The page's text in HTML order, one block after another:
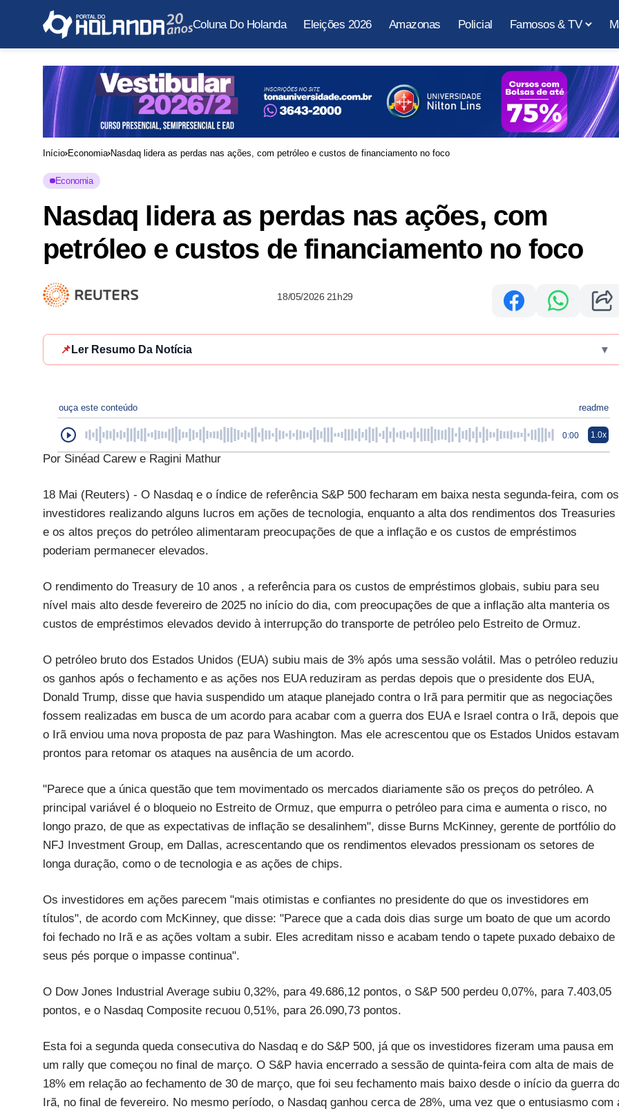
Coluna Do Holanda Eleições 2026 Amazonas Policial Famosos & TV
Início Economia Nasdaq lidera as perdas nas ações, com petróleo e custos de financiamento no foco
Economia
Nasdaq lidera as perdas nas ações, com
petróleo e custos de financiamento no foco
18/05/2026 21h29
📌 Ler Resumo Da Notícia ▾
ouça este conteúdo readme
0:00 1.0x
Por Sinéad Carew e Ragini Mathur
18 Mai (Reuters) - O Nasdaq e o índice de referência S&P 500 fecharam em baixa nesta segunda-feira, com os
investidores realizando alguns lucros em ações de tecnologia, enquanto a alta dos rendimentos dos Treasuries
e os altos preços do petróleo alimentaram preocupações de que a inflação e os custos de empréstimos
poderiam permanecer elevados.
O rendimento do Treasury de 10 anos , a referência para os custos de empréstimos globais, subiu para seu
nível mais alto desde fevereiro de 2025 no início do dia, com preocupações de que a inflação alta manteria os
custos de empréstimos elevados devido à interrupção do transporte de petróleo pelo Estreito de Ormuz.
O petróleo bruto dos Estados Unidos (EUA) subiu mais de 3% após uma sessão volátil. Mas o petróleo reduziu
os ganhos após o fechamento e as ações nos EUA reduziram as perdas depois que o presidente dos EUA,
Donald Trump, disse que havia suspendido um ataque planejado contra o Irã para permitir que as negociações
fossem realizadas em busca de um acordo para acabar com a guerra dos EUA e Israel contra o Irã, depois que
o Irã enviou uma nova proposta de paz para Washington. Mas ele acrescentou que os Estados Unidos estavam
prontos para retomar os ataques na ausência de um acordo.
"Parece que a única questão que tem movimentado os mercados diariamente são os preços do petróleo. A
principal variável é o bloqueio no Estreito de Ormuz, que empurra o petróleo para cima e aumenta o risco, no
longo prazo, de que as expectativas de inflação se desalinhem", disse Burns McKinney, gerente de portfólio do
NFJ Investment Group, em Dallas, acrescentando que os rendimentos elevados pressionam os setores de
longa duração, como o de tecnologia e as ações de chips.
Os investidores em ações parecem "mais otimistas e confiantes no presidente do que os investidores em
títulos", de acordo com McKinney, que disse: "Parece que a cada dois dias surge um boato de que um acordo
foi fechado no Irã e as ações voltam a subir. Eles acreditam nisso e acabam tendo o tapete puxado debaixo de
seus pés porque o impasse continua".
O Dow Jones Industrial Average subiu 0,32%, para 49.686,12 pontos, o S&P 500 perdeu 0,07%, para 7.403,05
pontos, e o Nasdaq Composite recuou 0,51%, para 26.090,73 pontos.
Esta foi a segunda queda consecutiva do Nasdaq e do S&P 500, já que os investidores fizeram uma pausa em
um rally que começou no final de março. O S&P havia encerrado a sessão de quinta-feira com alta de mais de
18% em relação ao fechamento de 30 de março, que foi seu fechamento mais baixo desde o início da guerra do
Irã, no final de fevereiro. No mesmo período, o Nasdaq ganhou cerca de 28%, uma vez que o entusiasmo com